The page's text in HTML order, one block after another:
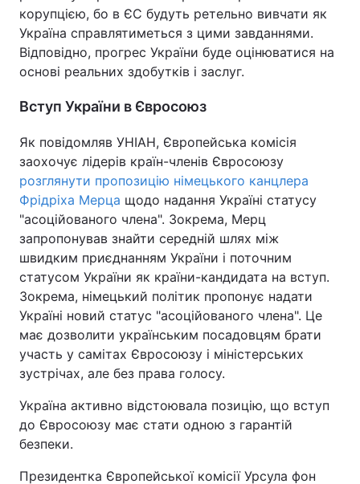
корупцією, бо в ЄС будуть ретельно вивчати як
Україна справлятиметься з цими завданнями.
Відповідно, прогрес України буде оцінюватися на
основі реальних здобутків і заслуг.
Вступ України в Євросоюз
Як повідомляв УНІАН, Європейська комісія
заохочує лідерів країн-членів Євросоюзу
розглянути пропозицію німецького канцлера
Фрідріха Мерца щодо надання Україні статусу
"асоційованого члена". Зокрема, Мерц
запропонував знайти середній шлях між
швидким приєднанням України і поточним
статусом України як країни-кандидата на вступ.
Зокрема, німецький політик пропонує надати
Україні новий статус "асоційованого члена". Це
має дозволити українським посадовцям брати
участь у самітах Євросоюзу і міністерських
зустрічах, але без права голосу.
Україна активно відстоювала позицію, що вступ
до Євросоюзу має стати одною з гарантій
безпеки.
Президентка Європейської комісії Урсула фон